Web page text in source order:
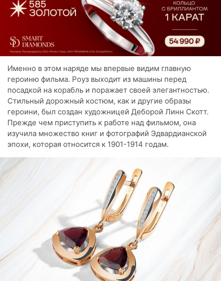
Именно в этом наряде мы впервые видим главную
героиню фильма. Роуз выходит из машины перед
посадкой на корабль и поражает своей элегантностью.
Стильный дорожный костюм, как и другие образы
героини, был создан художницей Деборой Линн Скотт.
Прежде чем приступить к работе над фильмом, она
изучила множество книг и фотографий Эдвардианской
эпохи, которая относится к 1901-1914 годам.